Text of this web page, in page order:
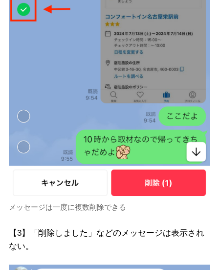
メッセージは一度に複数削除できる
【3】「削除しました」などのメッセージは表示され
ない。